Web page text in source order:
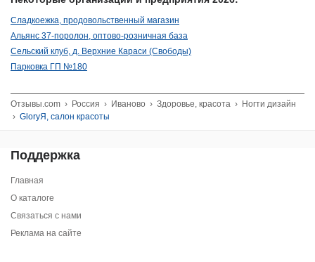
Сладкоежка, продовольственный магазин
Альянс 37-поролон, оптово-розничная база
Сельский клуб, д. Верхние Караси (Свободы)
Парковка ГП №180
Отзывы.com › Россия › Иваново › Здоровье, красота › Ногти дизайн
› GloryЯ, салон красоты
Поддержка
Главная
О каталоге
Связаться с нами
Реклама на сайте